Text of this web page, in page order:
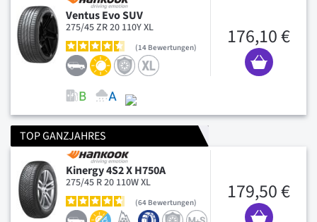
Ventus Evo SUV
275/45 ZR 20 110Y XL
14 Bewertungen 176,10 €
TOP GANZJAHRES
Kinergy 4S2 X H750A
275/45 R 20 110W XL
64 Bewertungen 179,50 €